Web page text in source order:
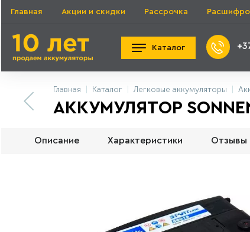
Главная Акции и скидки Рассрочка
Каталог
Главная Каталог Легковые аккумуляторы
АККУМУЛЯТОР
Описание Характеристики Отзывы